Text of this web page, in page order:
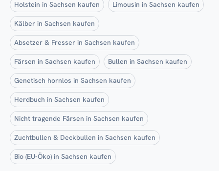
Holstein in Sachsen kaufen Limousin in Sachsen kaufen
Kälber in Sachsen kaufen
Absetzer & Fresser in Sachsen kaufen
Färsen in Sachsen kaufen Bullen in Sachsen kaufen
Genetisch hornlos in Sachsen kaufen
Herdbuch in Sachsen kaufen
Nicht tragende Färsen in Sachsen kaufen
Zuchtbullen & Deckbullen in Sachsen kaufen
Bio (EU-Öko) in Sachsen kaufen